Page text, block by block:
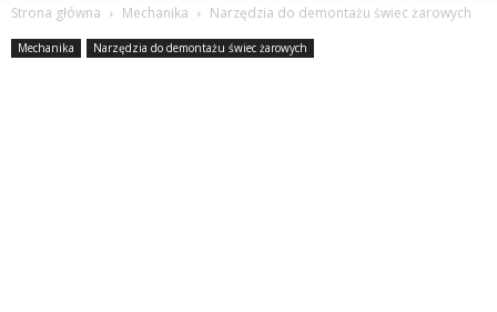
Strona główna Mechanika Narzędzia do demontażu świec żarowych
Mechanika Narzędzia do demontażu świec żarowych